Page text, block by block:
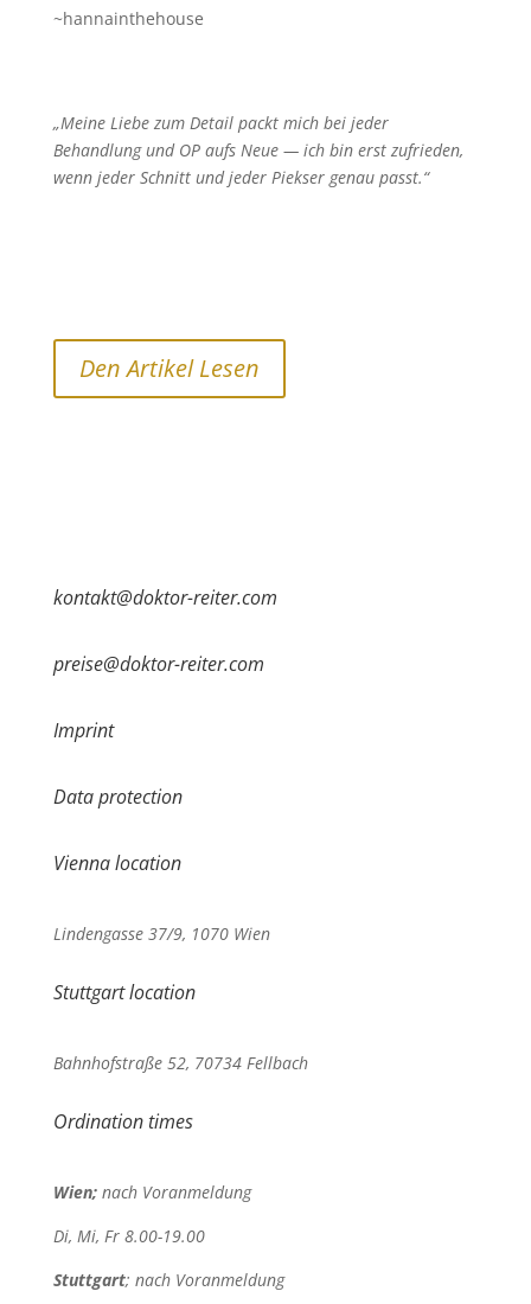
~hannainthehouse
„Meine Liebe zum Detail packt mich bei jeder
Behandlung und OP aufs Neue — ich bin erst zufrieden,
wenn jeder Schnitt und jeder Piekser genau passt.“
Den Artikel Lesen
kontakt@doktor-reiter.com
preise@doktor-reiter.com
Imprint
Data protection
Vienna location
Lindengasse 37/9, 1070 Wien
Stuttgart location
Bahnhofstraße 52, 70734 Fellbach
Ordination times
Wien;nach Voranmeldung
Di, Mi, Fr 8.00-19.00
Stuttgart; nach Voranmeldung